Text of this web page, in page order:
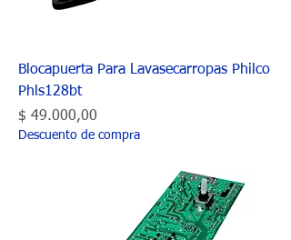
Blocapuerta Para Lavasecarropas Philco
Phls128bt
Precio
$ 49.000,00
Descuento de compra